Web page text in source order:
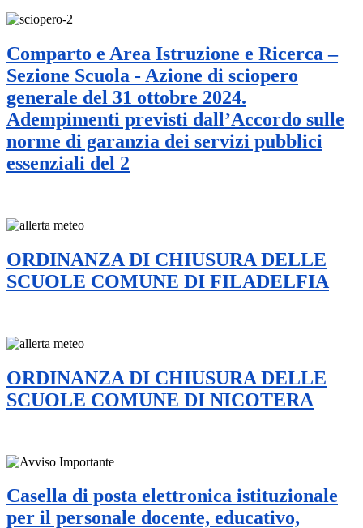
Comparto e Area Istruzione e Ricerca –
Sezione Scuola - Azione di sciopero
generale del 31 ottobre 2024.
Adempimenti previsti dall’Accordo sulle
norme di garanzia dei servizi pubblici
essenziali del 2
ORDINANZA DI CHIUSURA DELLE
SCUOLE COMUNE DI FILADELFIA
ORDINANZA DI CHIUSURA DELLE
SCUOLE COMUNE DI NICOTERA
Casella di posta elettronica istituzionale
per il personale docente, educativo,